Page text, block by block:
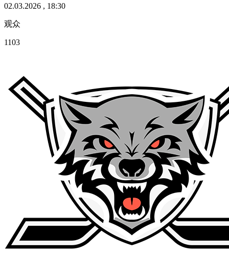
02.03.2026 , 18:30
观众
1103